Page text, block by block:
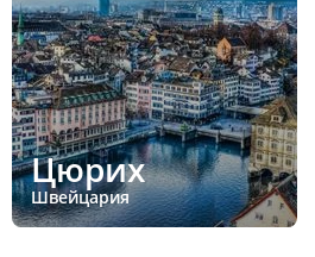
Цюрих
Швейцария